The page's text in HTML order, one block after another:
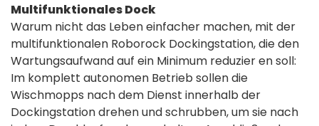
Multifunktionales Dock
Warum nicht das Leben einfacher machen, mit der
multifunktionalen Roborock Dockingstation, die den
Wartungsaufwand auf ein Minimum reduzier en soll:
Im komplett autonomen Betrieb sollen die
Wischmopps nach dem Dienst innerhalb der
Dockingstation drehen und schrubben, um sie nach